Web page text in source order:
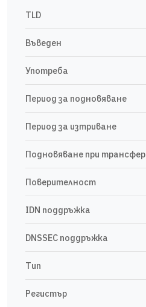
TLD
Въведен
Употреба
Период за подновяване
Период за изтриване
Подновяване при трансфер
Поверителност
IDN поддръжка
DNSSEC поддръжка
Тип
Регистър